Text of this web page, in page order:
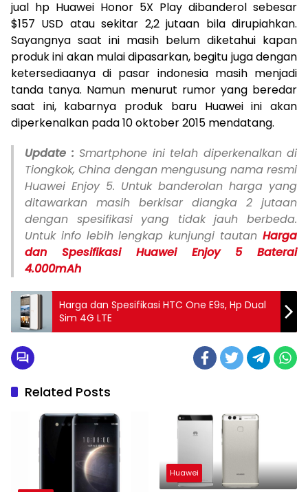
jual hp Huawei Honor 5X Play dibanderol sebesar
$157 USD atau sekitar 2,2 jutaan bila dirupiahkan.
Sayangnya saat ini masih belum diketahui kapan
produk ini akan mulai dipasarkan, begitu juga dengan
ketersediaanya di pasar indonesia masih menjadi
tanda tanya. Namun menurut rumor yang beredar
saat ini, kabarnya produk baru Huawei ini akan
diperkenalkan pada 10 oktober 2015 mendatang.
Update : Smartphone ini telah diperkenalkan di
Tiongkok, China dengan mengusung nama resmi
Huawei Enjoy 5. Untuk banderolan harga yang
ditawarkan masih berkisar diangka 2 jutaan
dengan spesifikasi yang tidak jauh berbeda.
Untuk info lebih lengkap kunjungi tautan Harga
dan Spesifikasi Huawei Enjoy 5 Baterai
4.000mAh
Harga dan Spesifikasi HTC One E9s, Hp Dual
Sim 4G LTE
Related Posts
Huawei